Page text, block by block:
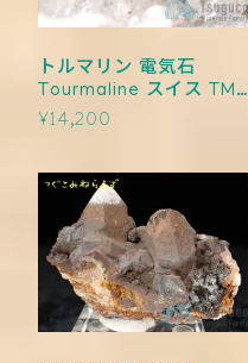
トルマリン 電気石
Tourmaline スイス TM-
0018
¥14,200